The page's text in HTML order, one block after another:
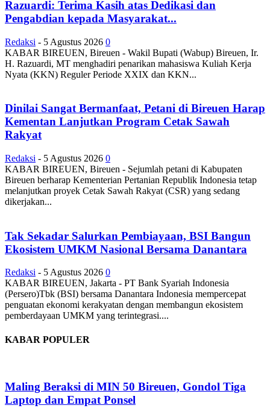
Razuardi: Terima Kasih atas Dedikasi dan
Pengabdian kepada Masyarakat...
Redaksi - 5 Agustus 2026 0
KABAR BIREUEN, Bireuen - Wakil Bupati (Wabup) Bireuen, Ir.
H. Razuardi, MT menghadiri penarikan mahasiswa Kuliah Kerja
Nyata (KKN) Reguler Periode XXIX dan KKN...
Dinilai Sangat Bermanfaat, Petani di Bireuen Harap
Kementan Lanjutkan Program Cetak Sawah
Rakyat
Redaksi - 5 Agustus 2026 0
KABAR BIREUEN, Bireuen - Sejumlah petani di Kabupaten
Bireuen berharap Kementerian Pertanian Republik Indonesia tetap
melanjutkan proyek Cetak Sawah Rakyat (CSR) yang sedang
dikerjakan...
Tak Sekadar Salurkan Pembiayaan, BSI Bangun
Ekosistem UMKM Nasional Bersama Danantara
Redaksi - 5 Agustus 2026 0
KABAR BIREUEN, Jakarta - PT Bank Syariah Indonesia
(Persero)Tbk (BSI) bersama Danantara Indonesia mempercepat
penguatan ekonomi kerakyatan dengan membangun ekosistem
pemberdayaan UMKM yang terintegrasi....
KABAR POPULER
Maling Beraksi di MIN 50 Bireuen, Gondol Tiga
Laptop dan Empat Ponsel